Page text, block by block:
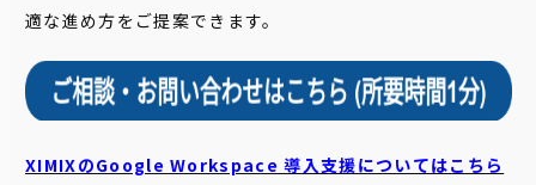
適な進め方をご提案できます。
XIMIXのGoogle Workspace 導入支援についてはこちら